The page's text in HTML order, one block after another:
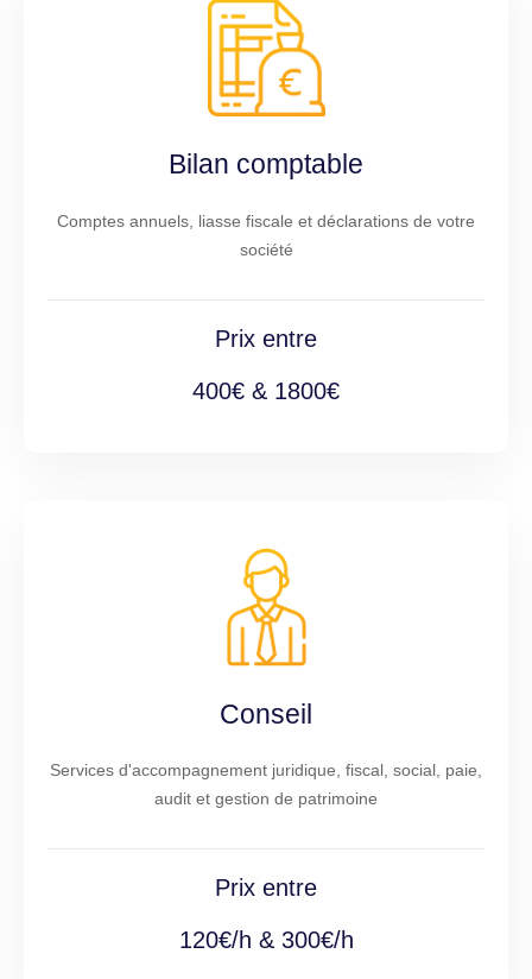
Bilan comptable
Comptes annuels, liasse fiscale et déclarations de votre
société
Prix entre
400€ & 1800€
Conseil
Services d'accompagnement juridique, fiscal, social, paie,
audit et gestion de patrimoine
Prix entre
120€/h & 300€/h